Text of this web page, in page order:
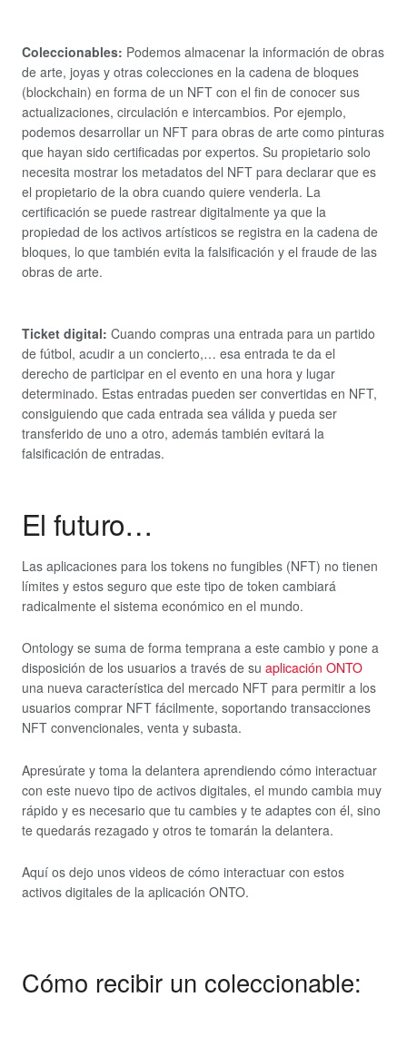
Coleccionables: Podemos almacenar la información de obras
de arte, joyas y otras colecciones en la cadena de bloques
(blockchain) en forma de un NFT con el fin de conocer sus
actualizaciones, circulación e intercambios. Por ejemplo,
podemos desarrollar un NFT para obras de arte como pinturas
que hayan sido certificadas por expertos. Su propietario solo
necesita mostrar los metadatos del NFT para declarar que es
el propietario de la obra cuando quiere venderla. La
certificación se puede rastrear digitalmente ya que la
propiedad de los activos artísticos se registra en la cadena de
bloques, lo que también evita la falsificación y el fraude de las
obras de arte.
Ticket digital: Cuando compras una entrada para un partido
de fútbol, acudir a un concierto,… esa entrada te da el
derecho de participar en el evento en una hora y lugar
determinado. Estas entradas pueden ser convertidas en NFT,
consiguiendo que cada entrada sea válida y pueda ser
transferido de uno a otro, además también evitará la
falsificación de entradas.
El futuro…
Las aplicaciones para los tokens no fungibles (NFT) no tienen
límites y estos seguro que este tipo de token cambiará
radicalmente el sistema económico en el mundo.
Ontology se suma de forma temprana a este cambio y pone a
disposición de los usuarios a través de su aplicación ONTO
una nueva característica del mercado NFT para permitir a los
usuarios comprar NFT fácilmente, soportando transacciones
NFT convencionales, venta y subasta.
Apresúrate y toma la delantera aprendiendo cómo interactuar
con este nuevo tipo de activos digitales, el mundo cambia muy
rápido y es necesario que tu cambies y te adaptes con él, sino
te quedarás rezagado y otros te tomarán la delantera.
Aquí os dejo unos videos de cómo interactuar con estos
activos digitales de la aplicación ONTO.
Cómo recibir un coleccionable: